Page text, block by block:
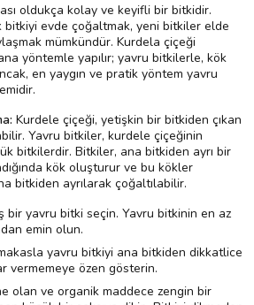
oldukça kolay ve keyifli bir bitkidir.
bitkiyi evde çoğaltmak, yeni bitkiler elde
mümkündür. Kurdela çiçeği
yöntemle yapılır; yavru bitkilerle, kök
en yaygın ve pratik yöntem yavru
Kurdele çiçeği, yetişkin bir bitkiden çıkan
Yavru bitkiler, kurdele çiçeğinin
bitkilerdir. Bitkiler, ana bitkiden ayrı bir
kök oluşturur ve bu kökler
bitkiden ayrılarak çoğaltılabilir.
bir yavru bitki seçin. Yavru bitkinin en az
emin olun.
yavru bitkiyi ana bitkiden dikkatlice
vermemeye özen gösterin.
olan ve organik maddece zengin bir